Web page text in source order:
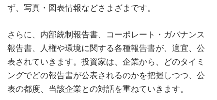
ず、写真・図表情報などさまざまです。
さらに、内部統制報告書、コーポレート・ガバナンス
報告書、人権や環境に関する各種報告書が、適宜、公
表されていきます。投資家は、企業から、どのタイミ
ングでどの報告書が公表されるのかを把握しつつ、公
表の都度、当該企業との対話を重ねていきます。